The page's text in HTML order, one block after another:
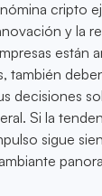
cripto
y la
están
también
decisiones
Si la
sigue